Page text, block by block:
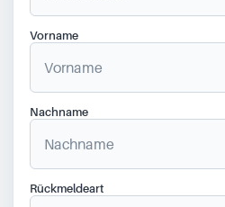
Vorname
Nachname
Rückmeldeart